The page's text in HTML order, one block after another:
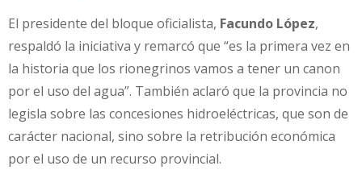
El presidente del bloque oficialista, Facundo López,
respaldó la iniciativa y remarcó que “es la primera vez en
la historia que los rionegrinos vamos a tener un canon
por el uso del agua”. También aclaró que la provincia no
legisla sobre las concesiones hidroeléctricas, que son de
carácter nacional, sino sobre la retribución económica
por el uso de un recurso provincial.